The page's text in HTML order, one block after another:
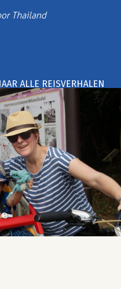
Thailand
ALLE REISVERHALEN